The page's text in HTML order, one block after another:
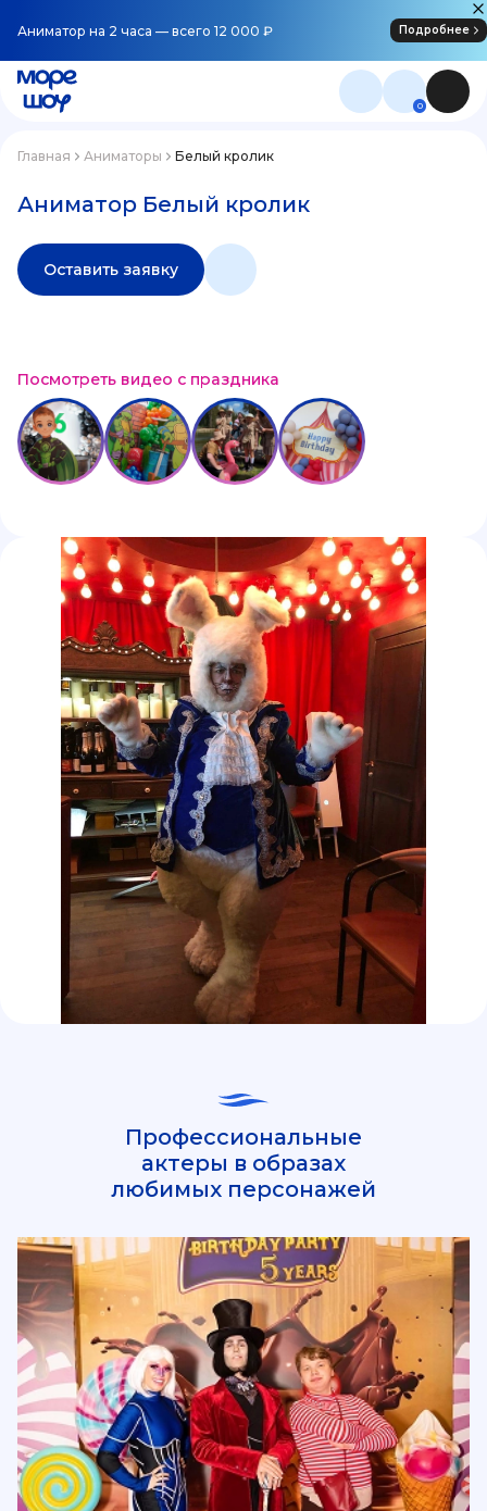
Аниматор на 2 часа — всего 12 000 ₽ Подробнее
0
Главная Аниматоры Белый кролик
Аниматор Белый кролик
Оставить заявку
Посмотреть видео с праздника
Профессиональные
актеры в образах
любимых персонажей